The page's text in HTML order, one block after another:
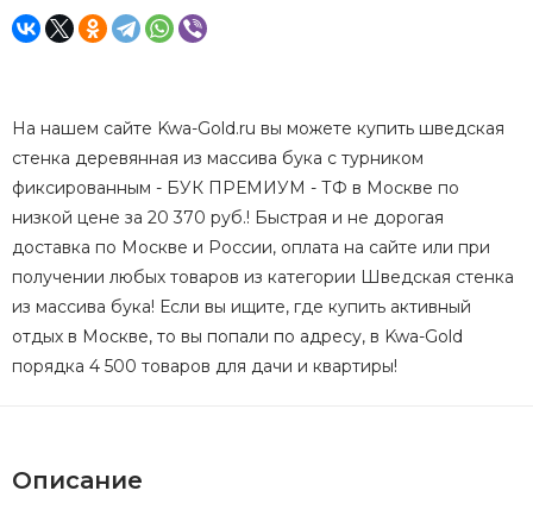
На нашем сайте Kwa-Gold.ru вы можете купить шведская
стенка деревянная из массива бука с турником
фиксированным - БУК ПРЕМИУМ - ТФ в Москве по
низкой цене за 20 370 руб.! Быстрая и не дорогая
доставка по Москве и России, оплата на сайте или при
получении любых товаров из категории Шведская стенка
из массива бука! Если вы ищите, где купить активный
отдых в Москве, то вы попали по адресу, в Kwa-Gold
порядка 4 500 товаров для дачи и квартиры!
Описание